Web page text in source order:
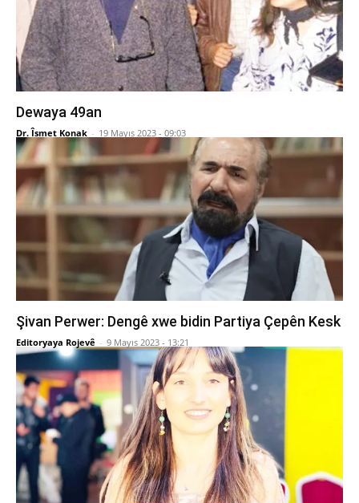
Dewaya 49an
Dr. Îsmet Konak - 19 Mayıs 2023 - 09:03
Şivan Perwer: Dengê xwe bidin Partiya Çepên Kesk
Editoryaya Rojevê - 9 Mayıs 2023 - 13:21